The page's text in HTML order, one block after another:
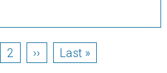
Page
2 Next page
›› Last page
Last »